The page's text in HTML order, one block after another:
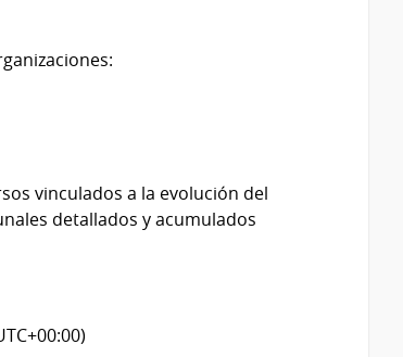
vinculados a la evolución del
detallados y acumulados